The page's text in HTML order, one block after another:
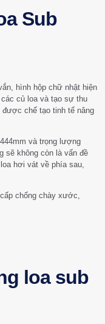
Sub
hình hộp chữ nhật hiện
củ loa và tạo sự thu
được chế tạo tinh tế nâng
và trọng lượng
sẽ không còn là vấn đề
hơi vát về phía sau,
chống chày xước,
loa sub